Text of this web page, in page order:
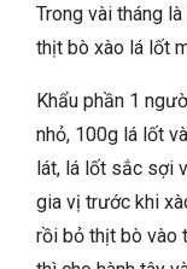
Trong vài tháng
thịt bò xào lá lốt
Khẩu phần 1
nhỏ, 100g lá lốt
lát, lá lốt sắc sợi
gia vị trước khi
rồi bỏ thịt bò vào